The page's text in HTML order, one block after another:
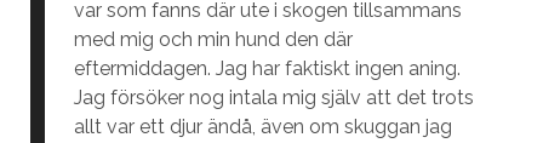
var som fanns där ute i skogen tillsammans
med mig och min hund den där
eftermiddagen. Jag har faktiskt ingen aning.
Jag försöker nog intala mig själv att det trots
allt var ett djur ändå, även om skuggan jag